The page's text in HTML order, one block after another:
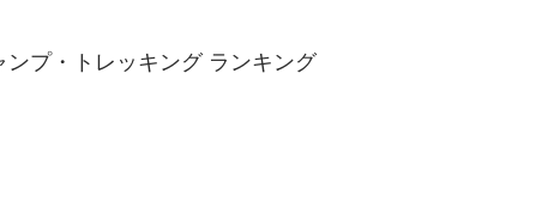
プ・トレッキング ランキング